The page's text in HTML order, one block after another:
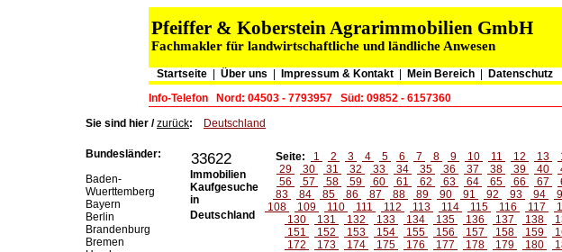
Pfeiffer & Koberstein Agrarimmobilien GmbH
Fachmakler für landwirtschaftliche und ländliche Anwesen
Startseite| Über uns Impressum & Kontakt| Mein Bereich Datenschutz
Info-Telefon
Nord: 04503 - 7793957 Süd: 09852 - 6157360
Sie sind hier /zurück: Deutschland
Bundesländer:
Baden-
Wuerttemberg
Bayern
Berlin
Brandenburg
Bremen
33622
Immobilien
Kaufgesuche
in
Deutschland
Seite: 1 2 3 4 5 6 7 8 9 10 11 12 13
29
30 31 32 33 34 35 36 37 38 39 40
56
57 58 59 60 61 62 63 64 65 66 67
83
84 85 86 87 88 89 90 91 92 93 94
108
109 110 111 112 113 114 115 116 117
130
131 132 133 134 135 136 137 138
151
152 153 154 155 156 157 158 159
172
173 174 175 176 177 178 179 180